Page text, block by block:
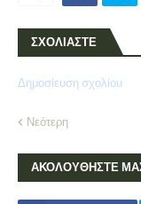
ΣΧΟΛΙΑΣΤΕ
Δημοσίευση σχολίου
Νεότερη
ΑΚΟΛΟΥΘΗΣΤΕ